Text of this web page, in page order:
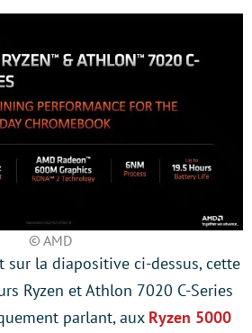
© AMD
sur la diapositive ci-dessus, cette
Ryzen et Athlon 7020 C-Series
parlant, aux Ryzen 5000